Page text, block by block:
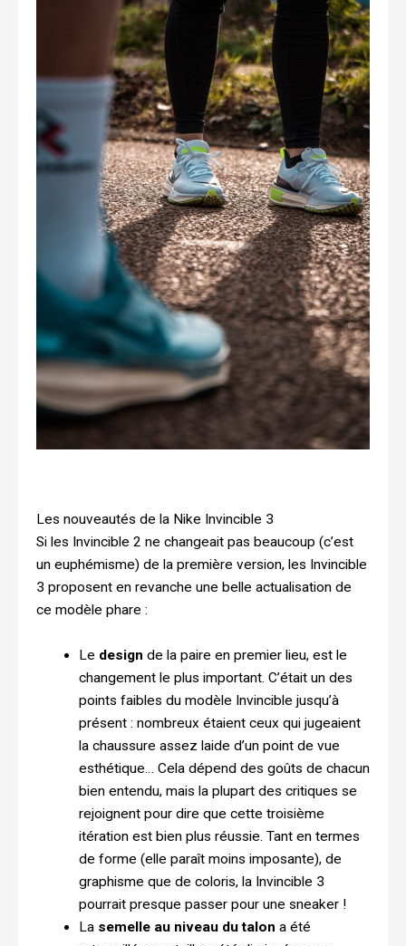
Les nouveautés de la Nike Invincible 3
Si les Invincible 2 ne changeait pas beaucoup (c’est
un euphémisme) de la première version, les Invincible
3 proposent en revanche une belle actualisation de
ce modèle phare :
Le design de la paire en premier lieu, est le
changement le plus important. C’était un des
points faibles du modèle Invincible jusqu’à
présent : nombreux étaient ceux qui jugeaient
la chaussure assez laide d’un point de vue
esthétique… Cela dépend des goûts de chacun
bien entendu, mais la plupart des critiques se
rejoignent pour dire que cette troisième
itération est bien plus réussie. Tant en termes
de forme (elle paraît moins imposante), de
graphisme que de coloris, la Invincible 3
pourrait presque passer pour une sneaker !
La semelle au niveau du talon a été